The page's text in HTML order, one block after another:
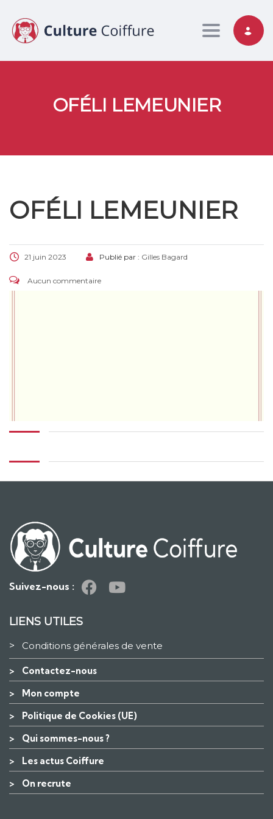
Toggle
OFÉLI LEMEUNIER
OFÉLI LEMEUNIER
21 juin 2023 Publié par : Gilles Bagard
Aucun commentaire
Suivez-nous :
LIENS UTILES
> Conditions générales de vente
> Contactez-nous
> Mon compte
> Politique de Cookies (UE)
> Qui sommes-nous ?
> Les actus Coiffure
> On recrute